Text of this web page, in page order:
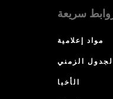
سريعة
مواد إعلامية
الجدول الزمني
الأخبا